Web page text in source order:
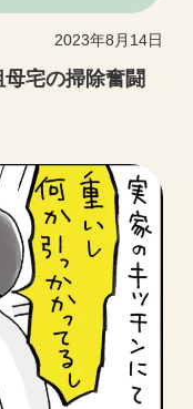
2023年8月14日
宅の掃除奮闘